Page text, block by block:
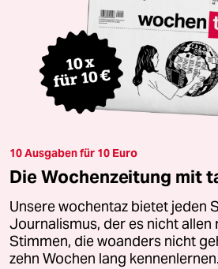
10 Ausgaben für 10 Euro
Die Wochenzeitung mit
Unsere wochentaz bietet jeden
Journalismus, der es nicht allen
Stimmen, die woanders nicht
zehn Wochen lang kennenlernen.